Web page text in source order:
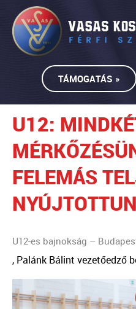
TÁMOGATÁS »
U12:
FELEMÁS
U12-es bajnokság –
, Palánk Bálint vezetőedző